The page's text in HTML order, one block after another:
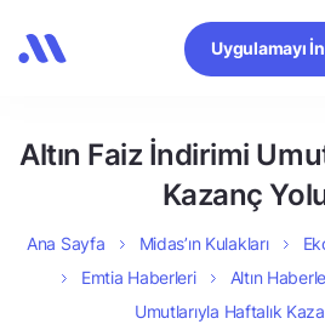
Uygulamayı
Altın Faiz İndirimi
Kazanç
Ana Sayfa Midas’ın Kulakları
Emtia Haberleri
Altın
Umutlarıyla Haftalık